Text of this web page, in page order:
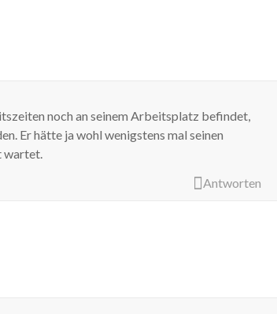
noch an seinem Arbeitsplatz befindet,
Er hätte ja wohl wenigstens mal seinen
wartet.
Antworten